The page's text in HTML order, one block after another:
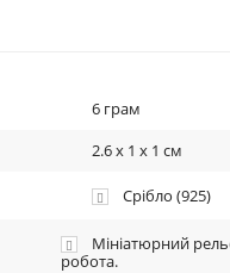
6 грам
2.6 x 1 x 1 см
Срібло (925)
Мініатюрний
робота.